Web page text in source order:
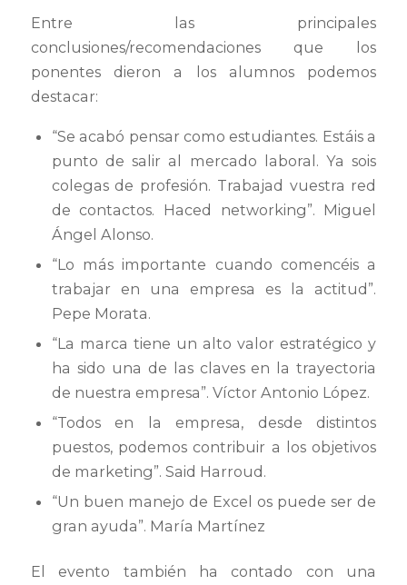
Entre las principales
conclusiones/recomendaciones que los
ponentes dieron a los alumnos podemos
destacar:
“Se acabó pensar como estudiantes. Estáis a
punto de salir al mercado laboral. Ya sois
colegas de profesión. Trabajad vuestra red
de contactos. Haced networking”. Miguel
Ángel Alonso.
“Lo más importante cuando comencéis a
trabajar en una empresa es la actitud”.
Pepe Morata.
“La marca tiene un alto valor estratégico y
ha sido una de las claves en la trayectoria
de nuestra empresa”. Víctor Antonio López.
“Todos en la empresa, desde distintos
puestos, podemos contribuir a los objetivos
de marketing”. Said Harroud.
“Un buen manejo de Excel os puede ser de
gran ayuda”. María Martínez
El evento también ha contado con una